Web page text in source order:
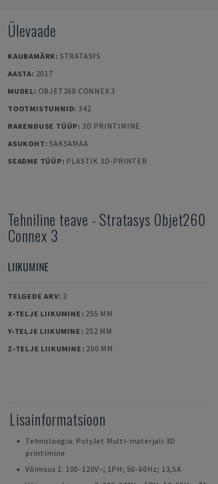
Ülevaade
KAUBAMÄRK: STRATASYS
AASTA: 2017
MUDEL: OBJET260 CONNEX 3
TOOTMISTUNNID: 342
RAKENDUSE TÜÜP: 3D PRINTIMINE
ASUKOHT:SAKSAMAA
SEADME TÜÜP: PLASTIK 3D-PRINTER
Tehniline teave - Stratasys Objet260
Connex 3
LIIKUMINE
TELGEDE ARV: 3
X-TELJE LIIKUMINE : 255 MM
Y-TELJE LIIKUMINE : 252 MM
Z-TELJE LIIKUMINE : 200 MM
Lisainformatsioon
Tehnoloogia: PolyJet Multi-materjali 3D
printimine
Võimsus 1: 100-120V~; 1PH; 50-60Hz; 13,5A